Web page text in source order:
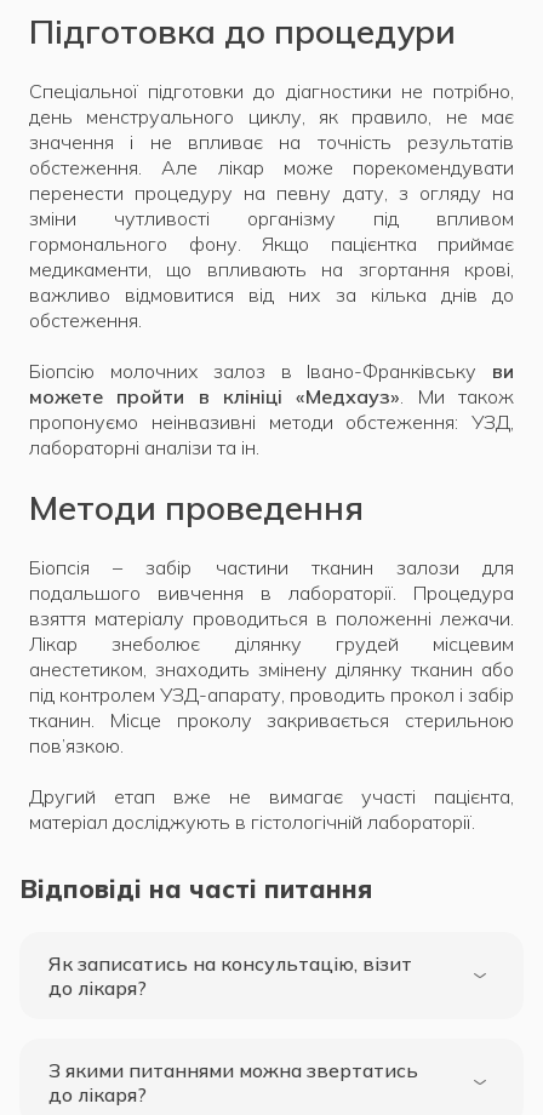
Підготовка до процедури
Спеціальної підготовки до діагностики не потрібно,
день менструального циклу, як правило, не має
значення і не впливає на точність результатів
обстеження. Але лікар може порекомендувати
перенести процедуру на певну дату, з огляду на
зміни чутливості організму під впливом
гормонального фону. Якщо пацієнтка приймає
медикаменти, що впливають на згортання крові,
важливо відмовитися від них за кілька днів до
обстеження.
Біопсію молочних залоз в Івано-Франківську ви
можете пройти в клініці «Медхауз». Ми також
пропонуємо неінвазивні методи обстеження: УЗД,
лабораторні аналізи та ін.
Методи проведення
Біопсія – забір частини тканин залози для
подальшого вивчення в лабораторії. Процедура
взяття матеріалу проводиться в положенні лежачи.
Лікар знеболює ділянку грудей місцевим
анестетиком, знаходить змінену ділянку тканин або
під контролем УЗД-апарату, проводить прокол і забір
тканин. Місце проколу закривається стерильною
пов’язкою.
Другий етап вже не вимагає участі пацієнта,
матеріал досліджують в гістологічній лабораторії.
Відповіді на часті питання
Як записатись на консультацію, візит
до лікаря?
З якими питаннями можна звертатись
до лікаря?